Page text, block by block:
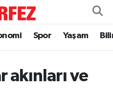
Spor Yaşam
akınları ve